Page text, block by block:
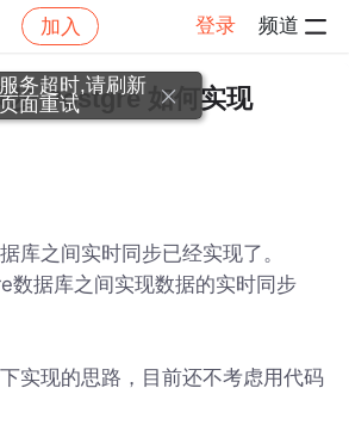
加入 登录 频道
级技术 帖子详情
步 Postgre 如何实现
库之间实时同步已经实现了。
数据库之间实现数据的实时同步
实现的思路，目前还不考虑用代码
服务超时,请刷新
页面重试